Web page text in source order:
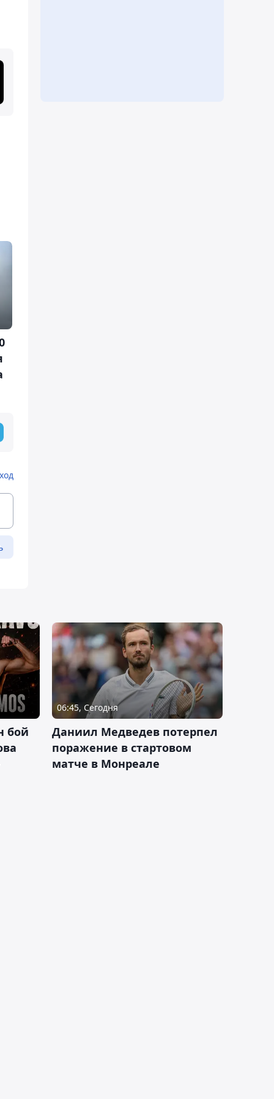
бой
06:45, Сегодня
Даниил Медведев потерпел
поражение в стартовом
матче в Монреале